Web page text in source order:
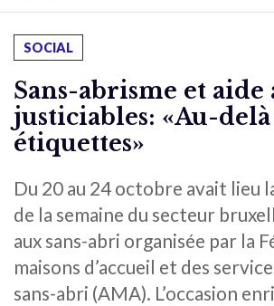
SOCIAL
Sans-abrisme et aide
justiciables: «Au-delà
étiquettes»
Du 20 au 24 octobre avait lieu
de la semaine du secteur
aux sans-abri organisée par la
maisons d’accueil et des
sans-abri (AMA). L’occasion